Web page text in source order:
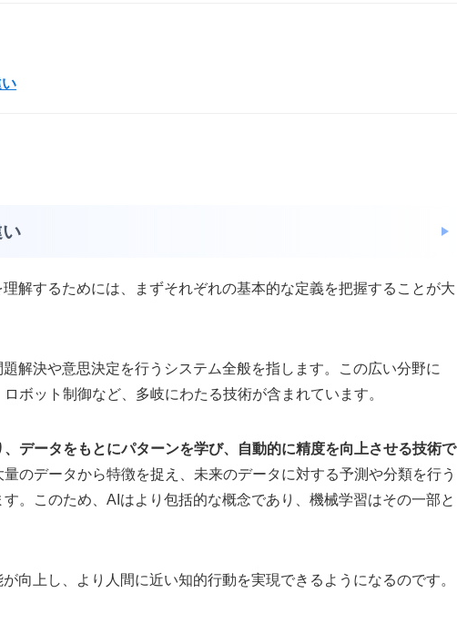
解するためには、まずそれぞれの基本的な定義を把握することが大
解決や意思決定を行うシステム全般を指します。この広い分野に
ボット制御など、多岐にわたる技術が含まれています。
データをもとにパターンを学び、自動的に精度を向上させる技術で
のデータから特徴を捉え、未来のデータに対する予測や分類を行う
。このため、AIはより包括的な概念であり、機械学習はその一部と
向上し、より人間に近い知的行動を実現できるようになるのです。